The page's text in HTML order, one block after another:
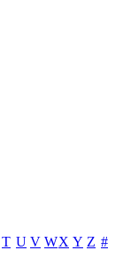
T U V WX Y Z #